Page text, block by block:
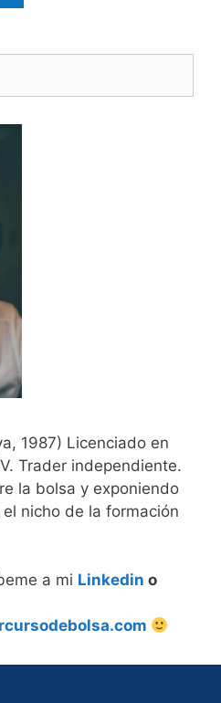
1987) Licenciado en
Trader independiente.
la bolsa y exponiendo
nicho de la formación
a mi Linkedin o